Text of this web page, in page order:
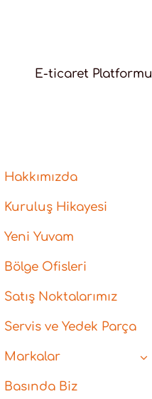
E-ticaret Platformu
Hakkımızda
Kuruluş Hikayesi
Yeni Yuvam
Bölge Ofisleri
Satış Noktalarımız
Servis ve Yedek Parça
Markalar
Basında Biz